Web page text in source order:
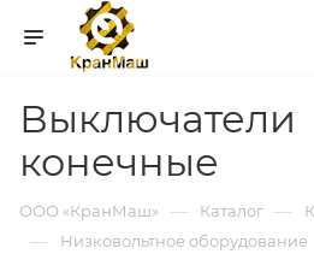
Выключатели
конечные
ООО «КранМаш» — Каталог —
— Низковольтное оборудование